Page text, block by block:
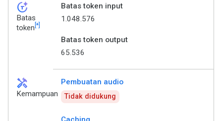
token_auto
Batas
token [*]
Batas token input
1.048.576
Batas token output
65.536
handyman
Kemampuan
Pembuatan audio
Tidak didukung